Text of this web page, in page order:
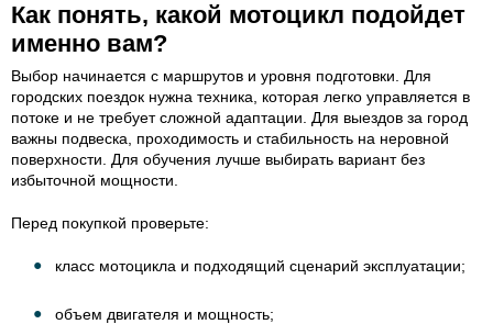
Как понять, какой мотоцикл подойдет
именно вам?
Выбор начинается с маршрутов и уровня подготовки. Для
городских поездок нужна техника, которая легко управляется в
потоке и не требует сложной адаптации. Для выездов за город
важны подвеска, проходимость и стабильность на неровной
поверхности. Для обучения лучше выбирать вариант без
избыточной мощности.
Перед покупкой проверьте:
класс мотоцикла и подходящий сценарий эксплуатации;
объем двигателя и мощность;